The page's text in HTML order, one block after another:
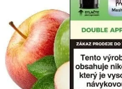
169 Kč